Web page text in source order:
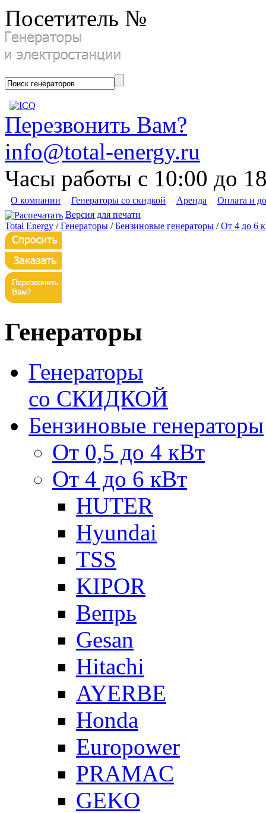
Посетитель №
Перезвонить Вам?
info@total-energy.ru
Часы работы с 10:00 до
О компании Генераторы со скидкой Аренда
Оплата и
Версия для печати
Total Energy /Генераторы /Бензиновые генераторы /От 4 до 6
Генераторы
Генераторы
со СКИДКОЙ
Бензиновые генераторы
От 0,5 до 4 кВт
От 4 до 6 кВт
HUTER
Hyundai
TSS
KIPOR
Вепрь
Gesan
Hitachi
AYERBE
Honda
Europower
PRAMAC
GEKO